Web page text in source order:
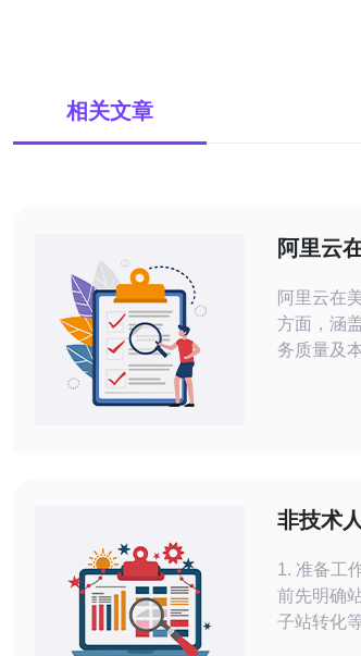
相关文章
阿里云
阿里云在
方面，涵
务质量及
云计算、
究与开发
据
非技术
1. 准备工
前先明确
子站转化